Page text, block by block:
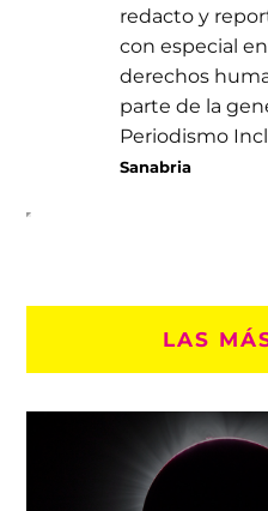
redacto y
con especial
derechos
parte de la
Periodismo
Sanabria
LAS